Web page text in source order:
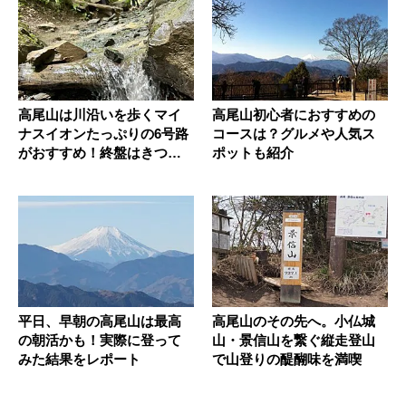
高尾山は川沿いを歩くマイ
ナスイオンたっぷりの6号路
がおすすめ！終盤はきつい
高尾山初心者におすすめの
コースは？グルメや人気ス
ポットも紹介
平日、早朝の高尾山は最高
の朝活かも！実際に登って
みた結果をレポート
高尾山のその先へ。小仏城
山・景信山を繋ぐ縦走登山
で山登りの醍醐味を満喫